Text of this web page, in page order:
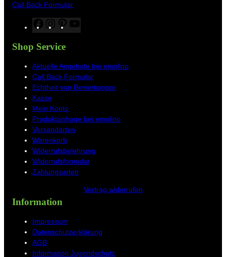
Call Back Formular
F
a
b
o
o
k
n
s
a
g
r
m
P
i
e
r
e
o
u
b
e
Shop Service
Aktuelle Angebote bei emolino
Call Back Formular
Echtheit von Bewertungen
Kasse
Mein Konto
Produktanfrage bei emolino
Versandarten
Warenkorb
Widerrufsbelehrung
Widerrufsformular
Zahlungsarten
Vertrag widerrufen
Information
Impressum
Datenschutzerklärung
AGB
Information Jugendschutz